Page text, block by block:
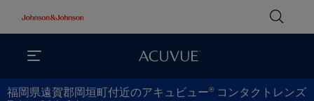
福岡県遠賀郡岡垣町付近のアキュビュー® コンタクトレンズ